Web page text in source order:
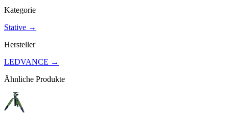
Kategorie
Stative →
Hersteller
LEDVANCE →
Ähnliche Produkte